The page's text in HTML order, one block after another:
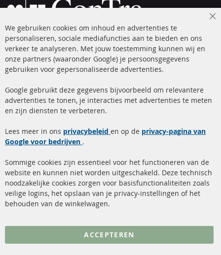
+49 (0) 4533 799 00 0
ma-do: 09-17 u, vr Fr 09-16 u
info@contra-automotive.de
facebook
instagram
Snelle links
Roetfilter reiniging
Katalysator (KAT)
sensoren
FAQ
Kundenservice
Verzendingskosten
Contact
Annuleer contract
Gegevensbescherming
We gebruiken cookies om inhoud en advertenties te
personaliseren, sociale mediafuncties aan te bieden en ons
verkeer te analyseren. Met jouw toestemming kunnen wij en
onze partners (waaronder Google) je persoonsgegevens
gebruiken voor gepersonaliseerde advertenties.
Google gebruikt deze gegevens bijvoorbeeld om relevantere
advertenties te tonen, je interacties met advertenties te meten
en zijn diensten te verbeteren.
Lees meer in ons privacybeleid en op de privacy-pagina van
Google voor bedrijven .
Sommige cookies zijn essentieel voor het functioneren van de
website en kunnen niet worden uitgeschakeld. Deze technisch
noodzakelijke cookies zorgen voor basisfunctionaliteiten zoals
veilige logins, het opslaan van je privacy-instellingen of het
behouden van de winkelwagen.
ACCEPTEREN